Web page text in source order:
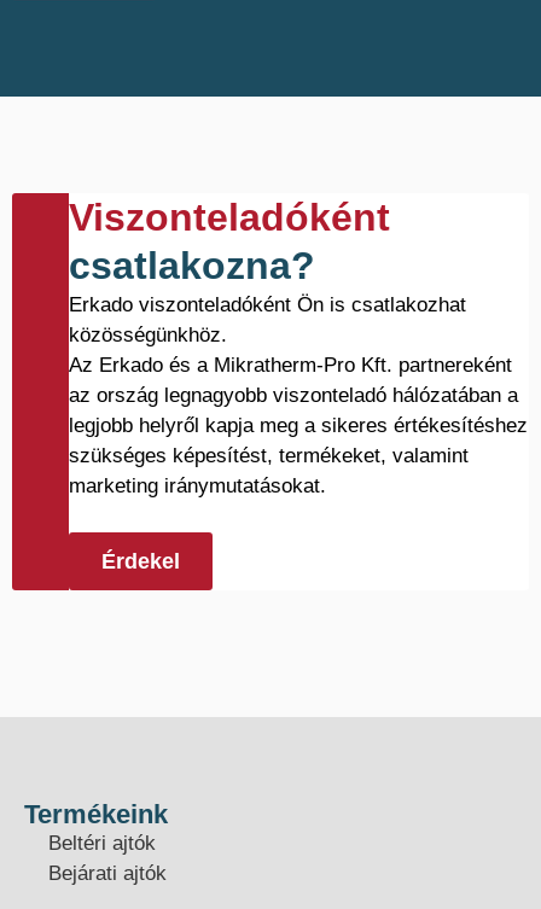
Viszonteladóként
csatlakozna?
Erkado viszonteladóként Ön is csatlakozhat
közösségünkhöz.
Az Erkado és a Mikratherm-Pro Kft. partnereként
az ország legnagyobb viszonteladó hálózatában a
legjobb helyről kapja meg a sikeres értékesítéshez
szükséges képesítést, termékeket, valamint
marketing iránymutatásokat.
Érdekel
Termékeink
Beltéri ajtók
Bejárati ajtók